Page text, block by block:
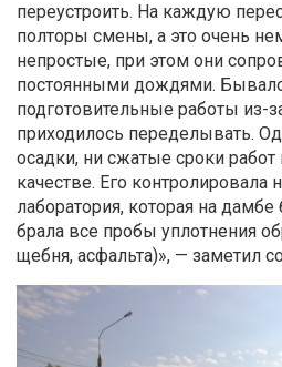
переустроить. На каждую
полторы смены, а это очень
непростые, при этом они
постоянными дождями.
подготовительные работы из-
приходилось переделывать.
осадки, ни сжатые сроки работ
качестве. Его
лаборатория, которая на
брала все пробы уплотнения
щебня, асфальта)», — заметил